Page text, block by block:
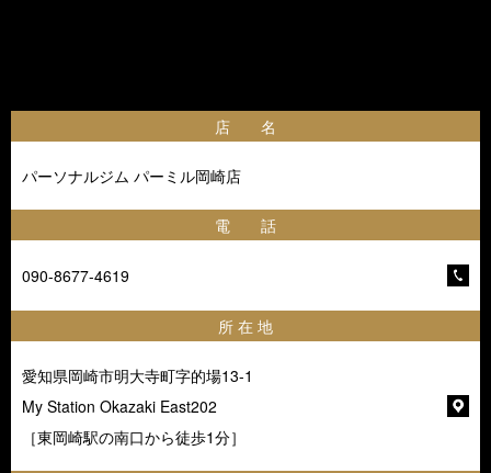
店 名
パーソナルジム パーミル岡崎店
電 話
090-8677-4619
所 在 地
愛知県岡崎市明大寺町字的場13-1
My Station Okazaki East202
［東岡崎駅の南口から徒歩1分］